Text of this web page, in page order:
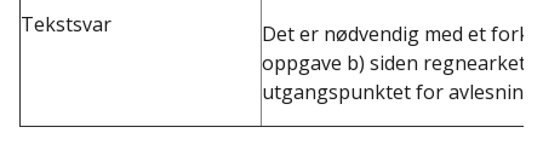
Tekstsvar
Det er nødvendig med et
oppgave b) siden regnearket
utgangspunktet for avlesning